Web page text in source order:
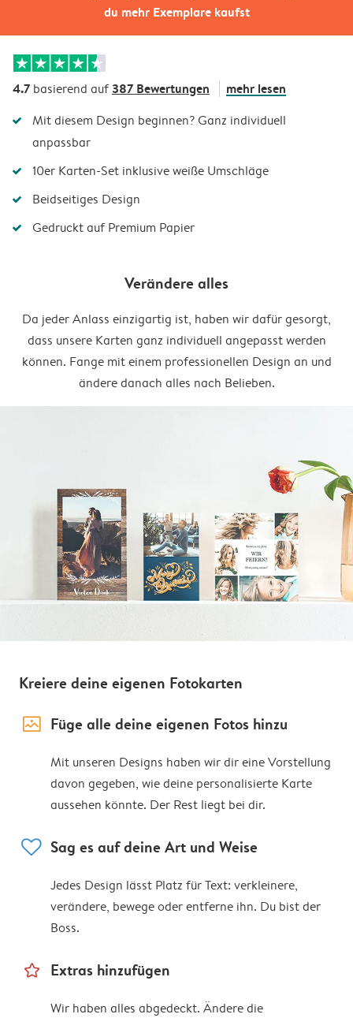
du mehr Exemplare kaufst
4.7 basierend auf387 Bewertungen mehr lesen
Mit diesem Design beginnen? Ganz individuell
anpassbar
10er Karten-Set inklusive weiße Umschläge
Beidseitiges Design
Gedruckt auf Premium Papier
Verändere alles
Da jeder Anlass einzigartig ist, haben wir dafür gesorgt,
dass unsere Karten ganz individuell angepasst werden
können. Fange mit einem professionellen Design an und
ändere danach alles nach Belieben.
Kreiere deine eigenen Fotokarten
image_placeholder Füge alle deine eigenen Fotos hinzu
Mit unseren Designs haben wir dir eine Vorstellung
davon gegeben, wie deine personalisierte Karte
aussehen könnte. Der Rest liegt bei dir.
heart Sag es auf deine Art und Weise
Jedes Design lässt Platz für Text: verkleinere,
verändere, bewege oder entferne ihn. Du bist der
Boss.
star_outline Extras hinzufügen
Wir haben alles abgedeckt. Ändere die